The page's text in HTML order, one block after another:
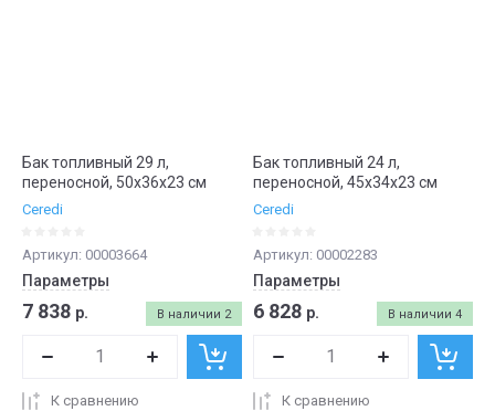
Бак топливный 29 л,
переносной, 50х36х23 см
Ceredi
Артикул: 00003664
Параметры
В наличии 2
7 838 р.
К сравнению
Бак топливный 24 л,
переносной, 45х34х23 см
Ceredi
Артикул: 00002283
Параметры
В наличии 4
6 828 р.
К сравнению